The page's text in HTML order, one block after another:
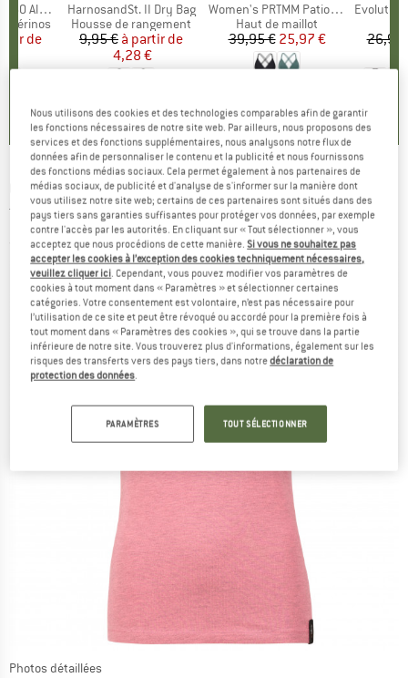
Brief
mérinos
réduit
de
Article
HarnosandSt. II Dry Bag
Product group
Housse de rangement
Prix
9,95 € Prix réduit
à partir de
4,28 €
Article
Women's PRTMM Patio Triangle
Product group
Haut de maillot
Prix
39,95 € Prix réduit
25,97 €
Article
Evolution
26,95
CHILLAZ - Women's Saile Homo Mons Velo -
T-shirt
(0)
Photos détaillées
Nous utilisons des cookies et des technologies comparables afin de garantir
les fonctions nécessaires de notre site web. Par ailleurs, nous proposons des
services et des fonctions supplémentaires, nous analysons notre flux de
données afin de personnaliser le contenu et la publicité et nous fournissons
des fonctions médias sociaux. Cela permet également à nos partenaires de
médias sociaux, de publicité et d'analyse de s'informer sur la manière dont
vous utilisez notre site web; certains de ces partenaires sont situés dans des
pays tiers sans garanties suffisantes pour protéger vos données, par exemple
contre l'accès par les autorités. En cliquant sur « Tout sélectionner », vous
acceptez que nous procédions de cette manière.Si vous ne souhaitez pas
accepter les cookies à l’exception des cookies techniquement nécessaires,
veuillez cliquer ici. Cependant, vous pouvez modifier vos paramètres de
cookies à tout moment dans « Paramètres » et sélectionner certaines
catégories. Votre consentement est volontaire, n’est pas nécessaire pour
l’utilisation de ce site et peut être révoqué ou accordé pour la première fois à
tout moment dans « Paramètres des cookies », qui se trouve dans la partie
inférieure de notre site. Vous trouverez plus d'informations, également sur les
risques des transferts vers des pays tiers, dans notredéclaration de
protection des données.
PARAMÈTRES TOUT SÉLECTIONNER